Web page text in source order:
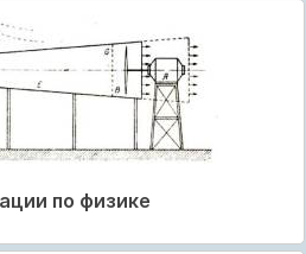
по физике